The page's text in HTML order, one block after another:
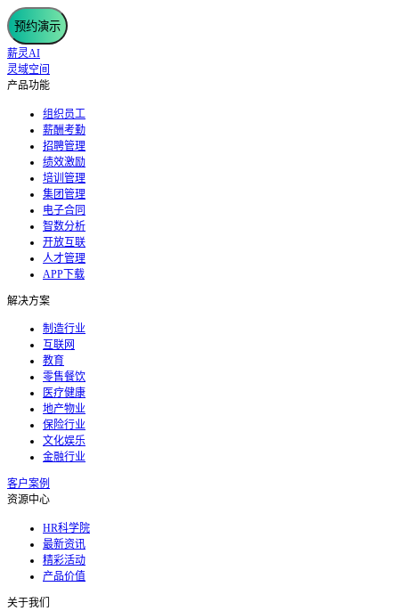
预约演示
薪灵AI
灵域空间
产品功能
组织员工
薪酬考勤
招聘管理
绩效激励
培训管理
集团管理
电子合同
智数分析
开放互联
人才管理
APP下载
解决方案
制造行业
互联网
教育
零售餐饮
医疗健康
地产物业
保险行业
文化娱乐
金融行业
客户案例
资源中心
HR科学院
最新资讯
精彩活动
产品价值
关于我们